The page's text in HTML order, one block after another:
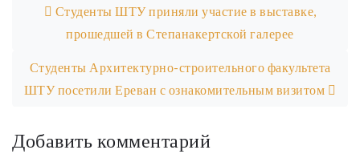
Студенты ШТУ приняли участие в выставке,
прошедшей в Степанакертской галерее
Студенты Архитектурно-строительного факультета
ШТУ посетили Ереван с ознакомительным визитом
Добавить комментарий